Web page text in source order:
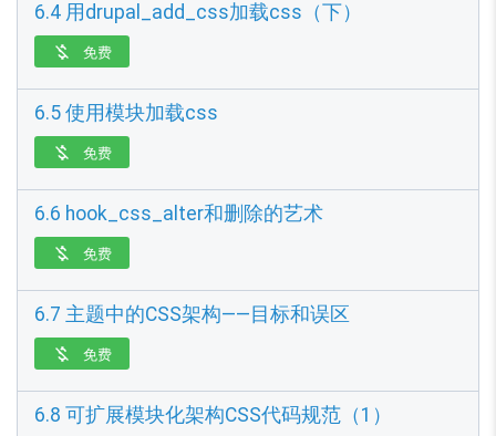
6.4 用drupal_add_css加载css（下）
 免费
6.5 使用模块加载css
 免费
6.6 hook_css_alter和删除的艺术
 免费
6.7 主题中的CSS架构——目标和误区
 免费
6.8 可扩展模块化架构CSS代码规范（1）